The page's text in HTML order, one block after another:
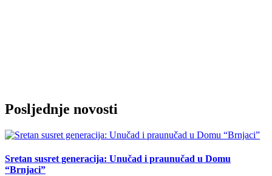
Posljednje novosti
Sretan susret generacija: Unučad i praunučad u Domu
“Brnjaci”